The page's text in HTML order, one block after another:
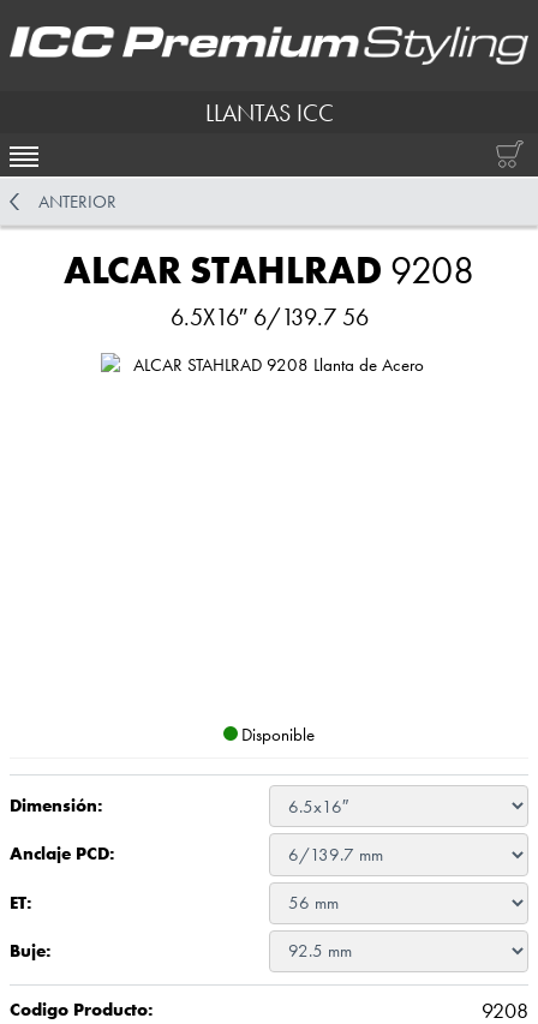
LLANTAS ICC
ACTIVAR NAVEGACIÓN
ANTERIOR
ALCAR STAHLRAD 9208
6.5X16″ 6/139.7 56
Disponible
Dimensión:
Anclaje PCD:
ET:
Buje:
Codigo Producto: 9208